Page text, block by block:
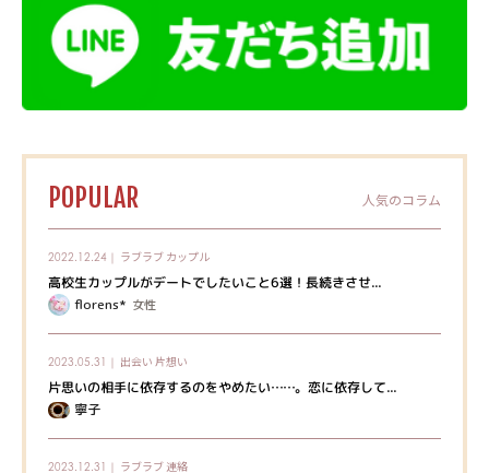
POPULAR 人気のコラム
2022.12.24｜ ラブラブ カップル
高校生カップルがデートでしたいこと6選！長続きさせ...
florens* 女性
2023.05.31｜ 出会い 片想い
片思いの相手に依存するのをやめたい……。恋に依存して...
寧子
2023.12.31｜ ラブラブ 連絡